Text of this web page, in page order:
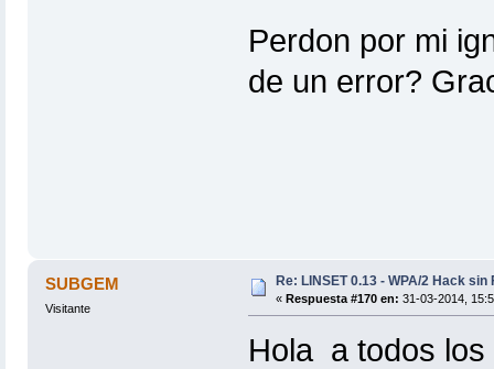
Perdon por mi
de un error?
SUBGEM
Visitante
Re: LINSET 0.13 - WPA/2 Hack sin
« Respuesta #170 en: 31-03-2014,
Hola a todos los